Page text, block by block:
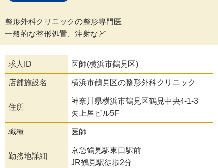
整形外科クリニックの整形専門医
一般的な整形処置、注射など
求人ID 医師(横浜市鶴見区)
店舗施設名 横浜市鶴見区の整形外科クリニック
住所
神奈川県横浜市鶴見区鶴見中央4-1-3
矢上屋ビル5F
職種 医師
勤務地詳細
京急鶴見駅東口駅前
JR鶴見駅徒歩2分